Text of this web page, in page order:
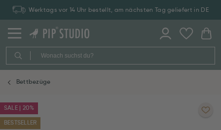
Werktags vor 14 Uhr bestellt, am nächsten Tag geliefert in DE
Bettbezüge
SALE | 20%
BESTSELLER